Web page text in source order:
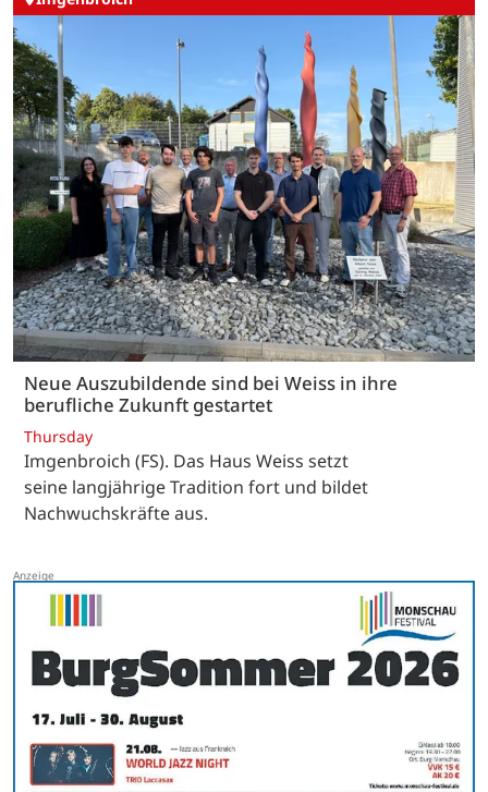
Neue Auszubildende sind bei Weiss in ihre
berufliche Zukunft gestartet
Thursday
Imgenbroich (FS). Das Haus Weiss setzt
seine langjährige Tradition fort und bildet
Nachwuchskräfte aus.